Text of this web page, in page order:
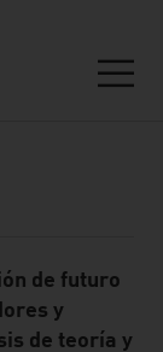
de futuro
y
de teoría y